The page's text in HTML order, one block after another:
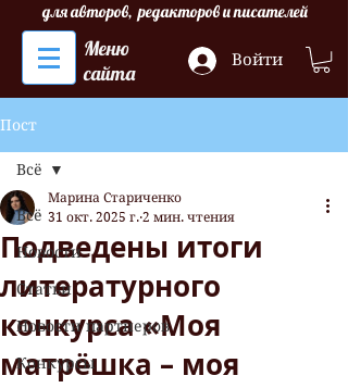
для авторов, редакторов и писателей
Меню
сайта
Войти
Пост
Всё
Новости
Статьи
Новости партнеров
Конкурсы
Всё
Подведены итоги
литературного
конкурса «Моя
матрёшка – моя
Марина Стариченко
31 окт. 2025 г. 2 мин. чтения